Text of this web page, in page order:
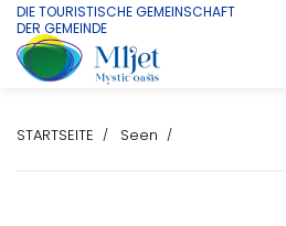
DIE TOURISTISCHE GEMEINSCHAFT
DER GEMEINDE
STARTSEITE Seen